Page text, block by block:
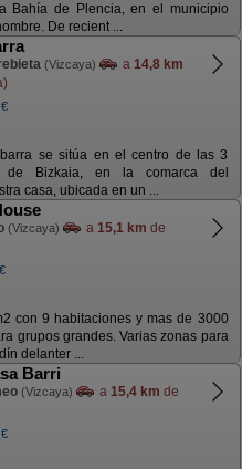
Bahía de Plencia, en el municipio
De recient ...
(Vizcaya) a 14,8 km
se sitúa en el centro de las 3
de Bizkaia, en la comarca del
casa, ubicada en un ...
(Vizcaya) a 15,1 km de
con 9 habitaciones y mas de 3000
grupos grandes. Varias zonas para
delanter ...
Barri
(Vizcaya) a 15,4 km de